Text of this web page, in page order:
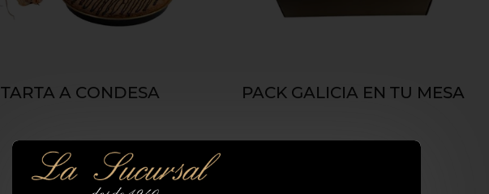
TARTA A CONDESA
21,50€
PACK GALICIA EN TU MESA